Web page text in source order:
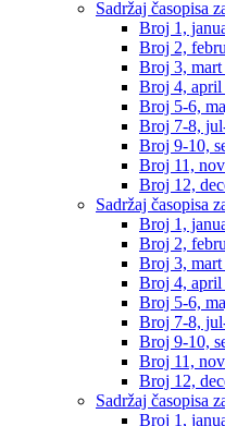
Sadržaj časopisa
Broj 1,
Broj 2,
Broj 3, mart
Broj 4, april
Broj 5-6,
Broj 7-8,
Broj 9-10,
Broj 11,
Broj 12,
Sadržaj časopisa
Broj 1,
Broj 2,
Broj 3, mart
Broj 4, april
Broj 5-6,
Broj 7-8,
Broj 9-10,
Broj 11,
Broj 12,
Sadržaj časopisa
Broj 1,